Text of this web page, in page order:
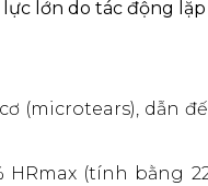
lớn do tác động
(microtears), dẫn
HRmax (tính bằng